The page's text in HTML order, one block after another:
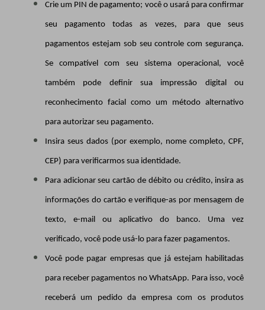
Crie um PIN de pagamento; você o usará para confirmar
seu pagamento todas as vezes, para que seus
pagamentos estejam sob seu controle com segurança.
Se compatível com seu sistema operacional, você
também pode definir sua impressão digital ou
reconhecimento facial como um método alternativo
para autorizar seu pagamento.
Insira seus dados (por exemplo, nome completo, CPF,
CEP) para verificarmos sua identidade.
Para adicionar seu cartão de débito ou crédito, insira as
informações do cartão e verifique-as por mensagem de
texto, e-mail ou aplicativo do banco. Uma vez
verificado, você pode usá-lo para fazer pagamentos.
Você pode pagar empresas que já estejam habilitadas
para receber pagamentos no WhatsApp. Para isso, você
receberá um pedido da empresa com os produtos